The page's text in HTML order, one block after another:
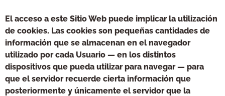
El acceso a este Sitio Web puede implicar la utilización
de cookies. Las cookies son pequeñas cantidades de
información que se almacenan en el navegador
utilizado por cada Usuario — en los distintos
dispositivos que pueda utilizar para navegar — para
que el servidor recuerde cierta información que
posteriormente y únicamente el servidor que la